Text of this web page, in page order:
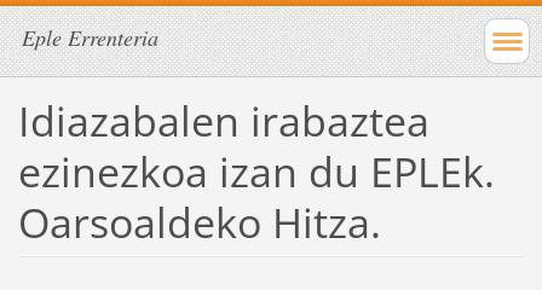
Eple Errenteria
Idiazabalen irabaztea
ezinezkoa izan du EPLEk.
Oarsoaldeko Hitza.